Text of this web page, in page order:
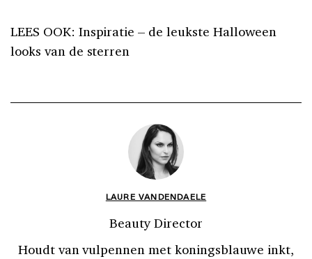
LEES OOK: Inspiratie – de leukste Halloween
looks van de sterren
LAURE VANDENDAELE
Beauty Director
Houdt van vulpennen met koningsblauwe inkt,